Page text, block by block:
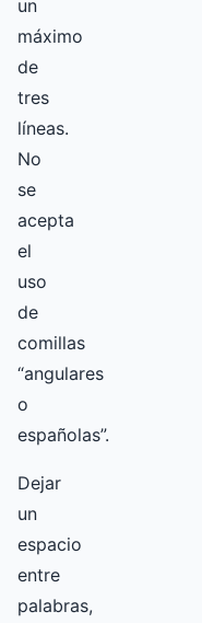
un
máximo
de
tres
líneas.
No
se
acepta
el
uso
de
comillas
“angulares
o
españolas”.
Dejar
un
espacio
entre
palabras,